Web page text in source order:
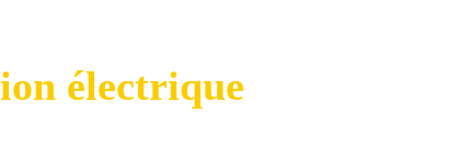
électrique